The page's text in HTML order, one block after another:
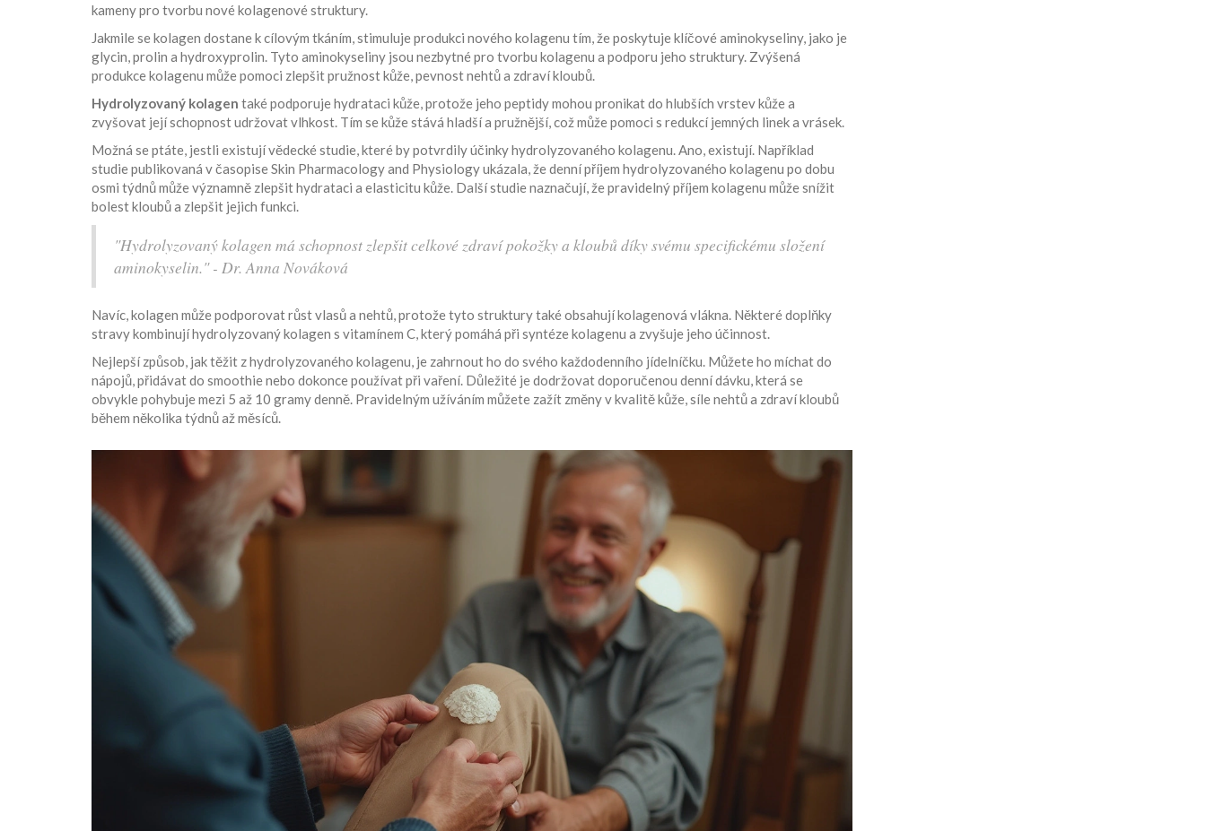
kameny pro tvorbu nové kolagenové struktury.
Jakmile se kolagen dostane k cílovým tkáním, stimuluje produkci nového kolagenu tím, že poskytuje klíčové aminokyseliny, jako je
glycin, prolin a hydroxyprolin. Tyto aminokyseliny jsou nezbytné pro tvorbu kolagenu a podporu jeho struktury. Zvýšená
produkce kolagenu může pomoci zlepšit pružnost kůže, pevnost nehtů a zdraví kloubů.
Hydrolyzovaný kolagen také podporuje hydrataci kůže, protože jeho peptidy mohou pronikat do hlubších vrstev kůže a
zvyšovat její schopnost udržovat vlhkost. Tím se kůže stává hladší a pružnější, což může pomoci s redukcí jemných linek a vrásek.
Možná se ptáte, jestli existují vědecké studie, které by potvrdily účinky hydrolyzovaného kolagenu. Ano, existují. Například
studie publikovaná v časopise Skin Pharmacology and Physiology ukázala, že denní příjem hydrolyzovaného kolagenu po dobu
osmi týdnů může významně zlepšit hydrataci a elasticitu kůže. Další studie naznačují, že pravidelný příjem kolagenu může snížit
bolest kloubů a zlepšit jejich funkci.
"Hydrolyzovaný kolagen má schopnost zlepšit celkové zdraví pokožky a kloubů díky svému specifickému složení
aminokyselin." - Dr. Anna Nováková
Navíc, kolagen může podporovat růst vlasů a nehtů, protože tyto struktury také obsahují kolagenová vlákna. Některé doplňky
stravy kombinují hydrolyzovaný kolagen s vitamínem C, který pomáhá při syntéze kolagenu a zvyšuje jeho účinnost.
Nejlepší způsob, jak těžit z hydrolyzovaného kolagenu, je zahrnout ho do svého každodenního jídelníčku. Můžete ho míchat do
nápojů, přidávat do smoothie nebo dokonce používat při vaření. Důležité je dodržovat doporučenou denní dávku, která se
obvykle pohybuje mezi 5 až 10 gramy denně. Pravidelným užíváním můžete zažít změny v kvalitě kůže, síle nehtů a zdraví kloubů
během několika týdnů až měsíců.